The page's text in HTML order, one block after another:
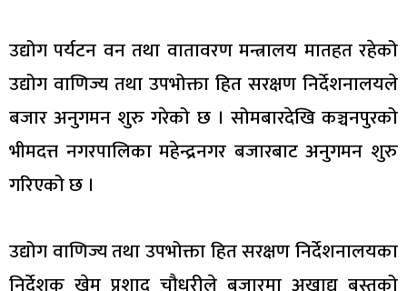
उद्योग पर्यटन वन तथा वातावरण मन्त्रालय मातहत रहेको
उद्योग वाणिज्य तथा उपभोक्ता हित सरक्षण निर्देशनालयले
बजार अनुगमन शुरु गरेको छ । सोमबारदेखि कञ्चनपुरको
भीमदत्त नगरपालिका महेन्द्रनगर बजारबाट अनुगमन शुरु
गरिएको छ ।
उद्योग वाणिज्य तथा उपभोक्ता हित सरक्षण निर्देशनालयका